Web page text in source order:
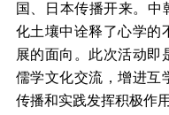
国、日本传播开来。中
化土壤中诠释了心学的
展的面向。此次活动即
儒学文化交流，增进互
传播和实践发挥积极作用